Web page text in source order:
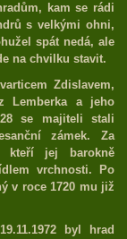
kam se rádi
s velkými ohni,
spát nedá, ale
na chvilku stavit.
Zdislavem,
Lemberka a jeho
se majiteli stali
zámek. Za
kteří jej barokně
vrchnosti. Po
v roce 1720 mu již
byl hrad